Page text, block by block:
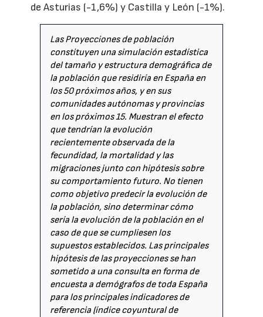
de Asturias (-1,6%) y Castilla y León (-1%).
Las Proyecciones de población
constituyen una simulación estadística
del tamaño y estructura demográfica de
la población que residiría en España en
los 50 próximos años, y en sus
comunidades autónomas y provincias
en los próximos 15. Muestran el efecto
que tendrían la evolución
recientemente observada de la
fecundidad, la mortalidad y las
migraciones junto con hipótesis sobre
su comportamiento futuro. No tienen
como objetivo predecir la evolución de
la población, sino determinar cómo
sería la evolución de la población en el
caso de que se cumpliesen los
supuestos establecidos. Las principales
hipótesis de las proyecciones se han
sometido a una consulta en forma de
encuesta a demógrafos de toda España
para los principales indicadores de
referencia (índice coyuntural de